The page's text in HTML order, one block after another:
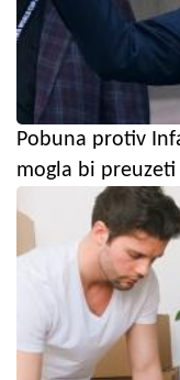
Pobuna protiv
mogla bi preuzeti